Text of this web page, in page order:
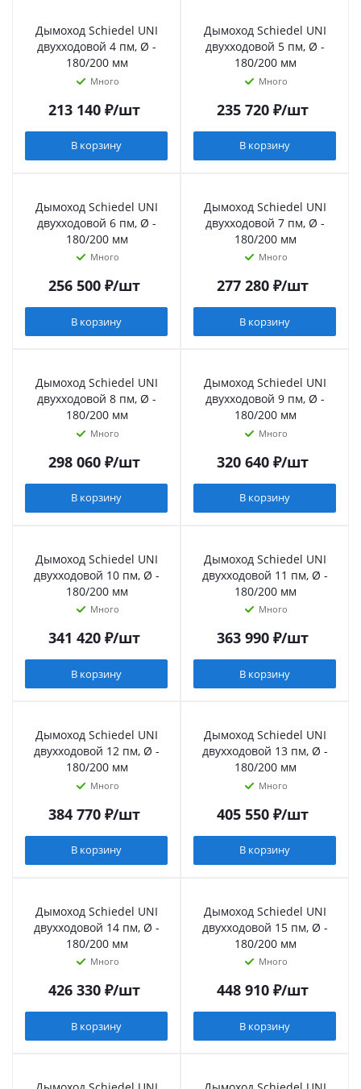
Дымоход Schiedel UNI
двухходовой 4 пм, Ø -
180/200 мм
Много
213 140₽/шт
В корзину
Дымоход Schiedel UNI
двухходовой 5 пм, Ø -
180/200 мм
Много
235 720₽/шт
В корзину
Дымоход Schiedel UNI
двухходовой 6 пм, Ø -
180/200 мм
Много
256 500₽/шт
В корзину
Дымоход Schiedel UNI
двухходовой 7 пм, Ø -
180/200 мм
Много
277 280₽/шт
В корзину
Дымоход Schiedel UNI
двухходовой 8 пм, Ø -
180/200 мм
Много
298 060₽/шт
В корзину
Дымоход Schiedel UNI
двухходовой 9 пм, Ø -
180/200 мм
Много
320 640₽/шт
В корзину
Дымоход Schiedel UNI
двухходовой 10 пм, Ø -
180/200 мм
Много
341 420₽/шт
В корзину
Дымоход Schiedel UNI
двухходовой 11 пм, Ø -
180/200 мм
Много
363 990₽/шт
В корзину
Дымоход Schiedel UNI
двухходовой 12 пм, Ø -
180/200 мм
Много
384 770₽/шт
В корзину
Дымоход Schiedel UNI
двухходовой 13 пм, Ø -
180/200 мм
Много
405 550₽/шт
В корзину
Дымоход Schiedel UNI
двухходовой 14 пм, Ø -
180/200 мм
Много
426 330₽/шт
В корзину
Дымоход Schiedel UNI
двухходовой 15 пм, Ø -
180/200 мм
Много
448 910₽/шт
В корзину